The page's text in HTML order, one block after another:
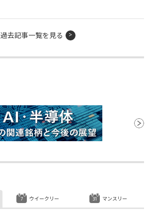
過去記事一覧を見る
ウイークリー マンスリー